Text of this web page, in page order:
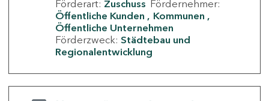
Förderart: Zuschuss Fördernehmer:
Öffentliche Kunden
Kommunen
Öffentliche Unternehmen
Förderzweck: Städtebau und
Regionalentwicklung